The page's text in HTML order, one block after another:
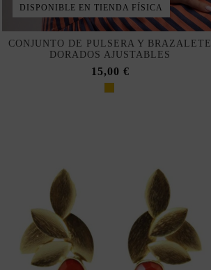
DISPONIBLE EN TIENDA FÍSICA
CONJUNTO DE PULSERA Y BRAZALETE
DORADOS AJUSTABLES
15,00 €